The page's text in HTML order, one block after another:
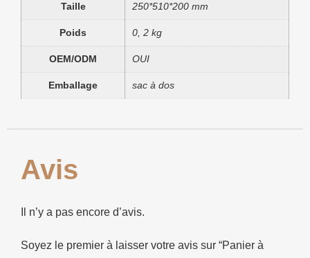
Taille 250*510*200 mm
Poids 0, 2 kg
OEM/ODM OUI
Emballage sac à dos
Avis
Il n’y a pas encore d’avis.
Soyez le premier à laisser votre avis sur “Panier à